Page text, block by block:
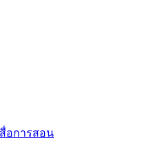
สื่อการสอน